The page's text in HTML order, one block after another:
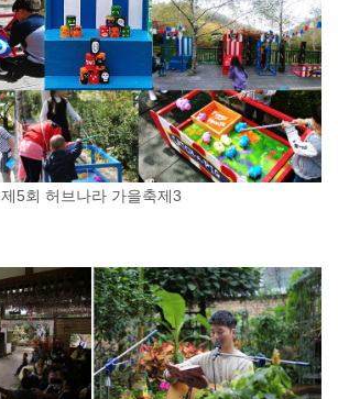
제5회 허브나라 가을축제3